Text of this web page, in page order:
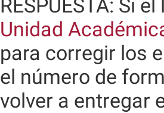
RESPUESTA: Si
Unidad
para corregir los
el número de
volver a entregar